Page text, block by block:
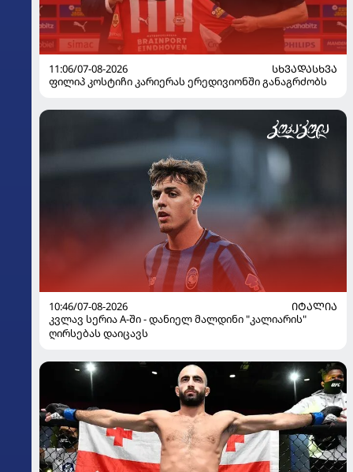
11:06/07-08-2026
ᲡᲮᲕᲐᲓᲐᲡᲮᲕᲐ
ფილიპ კოსტიჩი კარიერას ერედივიონში განაგრძობს
10:46/07-08-2026
ᲘᲢᲐᲚᲘᲐ
კვლავ სერია A-ში - დანიელ მალდინი "კალიარის"
ღირსებას დაიცავს